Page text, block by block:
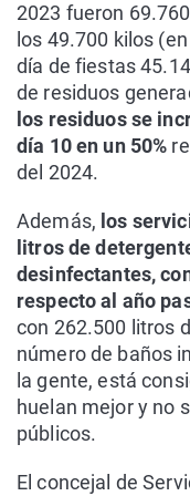
2023 fueron
los 49.700 kilos
día de fiestas
de residuos
los residuos se
día 10 en un 50%
del 2024.
Además, los
litros de
desinfectantes,
respecto al año
con 262.500 litros
número de baños
la gente, está
huelan mejor y no
públicos.
El concejal de